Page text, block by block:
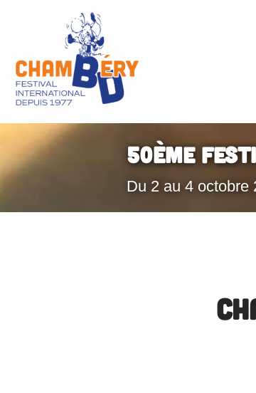
au
contenu
50ème
Du 2 au 4 octobre